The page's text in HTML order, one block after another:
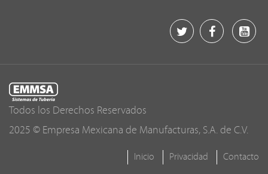
Todos los Derechos Reservados
2025 © Empresa Mexicana de Manufacturas, S.A. de C.V.
Inicio Privacidad Contacto